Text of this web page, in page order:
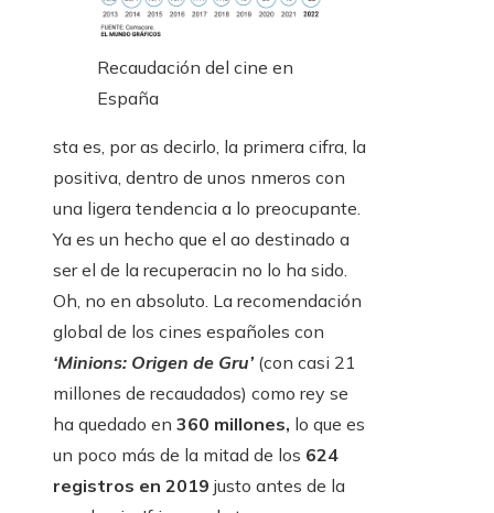
Recaudación del cine en
España
sta es, por as decirlo, la primera cifra, la
positiva, dentro de unos nmeros con
una ligera tendencia a lo preocupante.
Ya es un hecho que el ao destinado a
ser el de la recuperacin no lo ha sido.
Oh, no en absoluto. La recomendación
global de los cines españoles con
‘Minions: Origen de Gru’(con casi 21
millones de recaudados) como rey se
ha quedado en 360 millones, lo que es
un poco más de la mitad de los 624
registros en 2019 justo antes de la